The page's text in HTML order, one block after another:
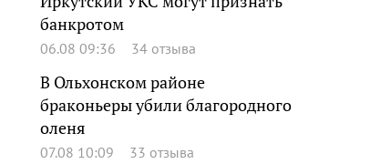
банкротом
06.08 09:36 34 отзыва
В Ольхонском районе
браконьеры убили благородного
оленя
07.08 10:09 33 отзыва